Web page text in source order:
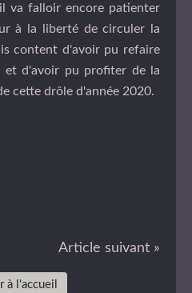
va falloir encore patienter
à la liberté de circuler la
content d'avoir pu refaire
et d'avoir pu profiter de la
cette drôle d'année 2020.
Article suivant »
à l'accueil